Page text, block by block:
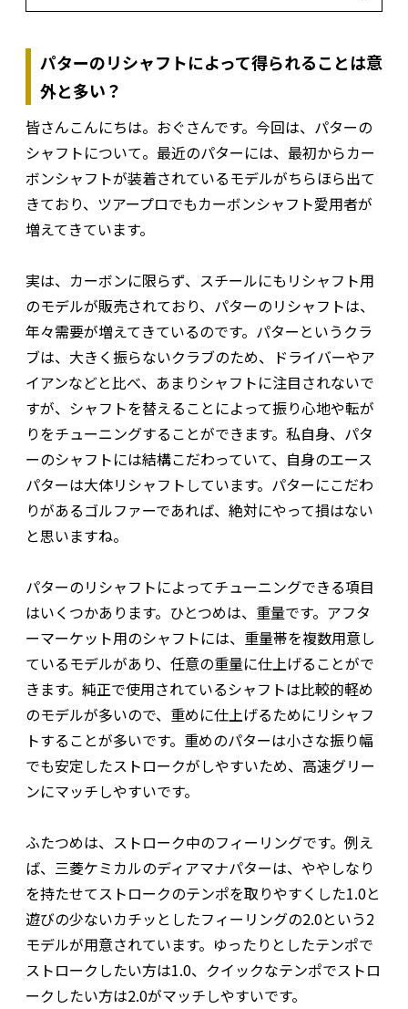
パターのリシャフトによって得られることは意
外と多い？
皆さんこんにちは。おぐさんです。今回は、パターの
シャフトについて。最近のパターには、最初からカー
ボンシャフトが装着されているモデルがちらほら出て
きており、ツアープロでもカーボンシャフト愛用者が
増えてきています。
実は、カーボンに限らず、スチールにもリシャフト用
のモデルが販売されており、パターのリシャフトは、
年々需要が増えてきているのです。パターというクラ
ブは、大きく振らないクラブのため、ドライバーやア
イアンなどと比べ、あまりシャフトに注目されないで
すが、シャフトを替えることによって振り心地や転が
りをチューニングすることができます。私自身、パタ
ーのシャフトには結構こだわっていて、自身のエース
パターは大体リシャフトしています。パターにこだわ
りがあるゴルファーであれば、絶対にやって損はない
と思いますね。
パターのリシャフトによってチューニングできる項目
はいくつかあります。ひとつめは、重量です。アフタ
ーマーケット用のシャフトには、重量帯を複数用意し
ているモデルがあり、任意の重量に仕上げることがで
きます。純正で使用されているシャフトは比較的軽め
のモデルが多いので、重めに仕上げるためにリシャフ
トすることが多いです。重めのパターは小さな振り幅
でも安定したストロークがしやすいため、高速グリー
ンにマッチしやすいです。
ふたつめは、ストローク中のフィーリングです。例え
ば、三菱ケミカルのディアマナパターは、ややしなり
を持たせてストロークのテンポを取りやすくした1.0と
遊びの少ないカチッとしたフィーリングの2.0という2
モデルが用意されています。ゆったりとしたテンポで
ストロークしたい方は1.0、クイックなテンポでストロ
ークしたい方は2.0がマッチしやすいです。